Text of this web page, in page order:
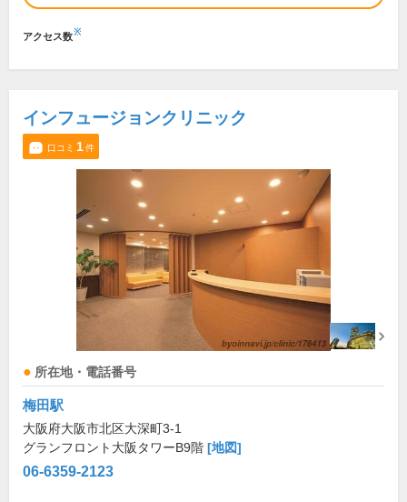
アクセス数※
インフュージョンクリニック
口コミ 1件
所在地・電話番号
梅田駅
大阪府大阪市北区大深町3-1
グランフロント大阪タワーB9階 [地図]
06-6359-2123